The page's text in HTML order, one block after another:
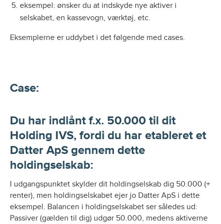
eksempel: ønsker du at indskyde nye aktiver i
selskabet, en kassevogn, værktøj, etc.
Eksemplerne er uddybet i det følgende med cases.
Case:
Du har indlånt f.x. 50.000 til dit
Holding IVS, fordi du har etableret et
Datter ApS gennem dette
holdingselskab:
I udgangspunktet skylder dit holdingselskab dig 50.000 (+
renter), men holdingselskabet ejer jo Datter ApS i dette
eksempel. Balancen i holdingselskabet ser således ud:
Passiver (gælden til dig) udgør 50.000, medens aktiverne